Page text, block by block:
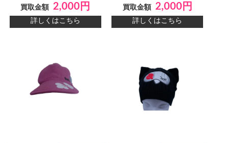
買取金額 2,000円
詳しくはこちら
買取金額 2,000円
詳しくはこちら